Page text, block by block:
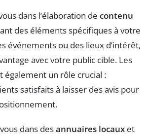
dans l’élaboration de contenu
des éléments spécifiques à votre
événements ou des lieux d’intérêt,
avec votre public cible. Les
également un rôle crucial :
satisfaits à laisser des avis pour
dans desannuaires locaux et